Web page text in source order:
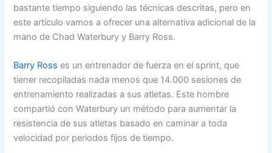
bastante tiempo siguiendo las técnicas descritas, pero en
este artículo vamos a ofrecer una alternativa adicional de la
mano de Chad Waterbury y Barry Ross.
Barry Ross es un entrenador de fuerza en el sprint, que
tiener recopiladas nada menos que 14.000 sesiones de
entrenamiento realizadas a sus atletas. Este hombre
compartió con Waterbury un método para aumentar la
resistencia de sus atletas basado en caminar a toda
velocidad por periodos fijos de tiempo.